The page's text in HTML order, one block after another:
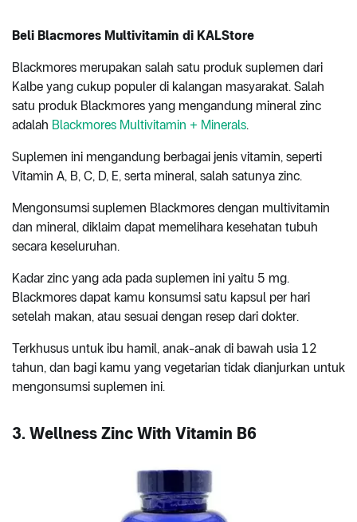
Beli Blacmores Multivitamin di KALStore
Blackmores merupakan salah satu produk suplemen dari
Kalbe yang cukup populer di kalangan masyarakat. Salah
satu produk Blackmores yang mengandung mineral zinc
adalah Blackmores Multivitamin + Minerals.
Suplemen ini mengandung berbagai jenis vitamin, seperti
Vitamin A, B, C, D, E, serta mineral, salah satunya zinc.
Mengonsumsi suplemen Blackmores dengan multivitamin
dan mineral, diklaim dapat memelihara kesehatan tubuh
secara keseluruhan.
Kadar zinc yang ada pada suplemen ini yaitu 5 mg.
Blackmores dapat kamu konsumsi satu kapsul per hari
setelah makan, atau sesuai dengan resep dari dokter.
Terkhusus untuk ibu hamil, anak-anak di bawah usia 12
tahun, dan bagi kamu yang vegetarian tidak dianjurkan untuk
mengonsumsi suplemen ini.
3. Wellness Zinc With Vitamin B6